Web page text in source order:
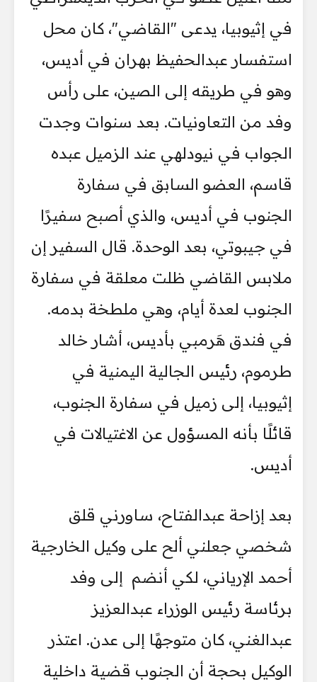
في إثيوبيا، يدعى "القاضي"، كان محل
استفسار عبدالحفيظ بهران في أديس،
وهو في طريقه إلى الصين، على رأس
وفد من التعاونيات. بعد سنوات وجدت
الجواب في نيودلهي عند الزميل عبده
قاسم، العضو السابق في سفارة
الجنوب في أديس، والذي أصبح سفيرًا
في جيبوتي، بعد الوحدة. قال السفير إن
ملابس القاضي ظلت معلقة في سفارة
الجنوب لعدة أيام، وهي ملطخة بدمه.
في فندق هَرمبي بأديس، أشار خالد
طرموم، رئيس الجالية اليمنية في
إثيوبيا، إلى زميل في سفارة الجنوب،
قائلًا بأنه المسؤول عن الاغتيالات في
أديس.
بعد إزاحة عبدالفتاح، ساورني قلق
شخصي جعلني ألح على وكيل الخارجية
أحمد الإرياني، لكي أنضم إلى وفد
برئاسة رئيس الوزراء عبدالعزيز
عبدالغني، كان متوجهًا إلى عدن. اعتذر
الوكيل بحجة أن الجنوب قضية داخلية